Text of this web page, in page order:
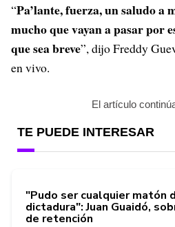
“Pa’lante, fuerza, un saludo a
mucho que vayan a pasar por
que sea breve”, dijo Freddy
en vivo.
El artículo
TE PUEDE INTERESAR
"Pudo ser cualquier matón
dictadura": Juan Guaidó,
de retención